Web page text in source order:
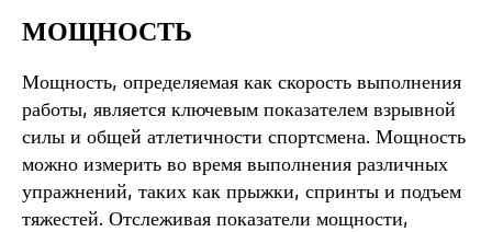
МОЩНОСТЬ
Мощность, определяемая как скорость выполнения
работы, является ключевым показателем взрывной
силы и общей атлетичности спортсмена. Мощность
можно измерить во время выполнения различных
упражнений, таких как прыжки, спринты и подъем
тяжестей. Отслеживая показатели мощности,